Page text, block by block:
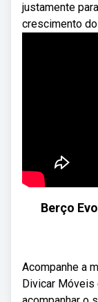
justamente
crescimento
Berço
Acompanhe a
Divicar Móveis